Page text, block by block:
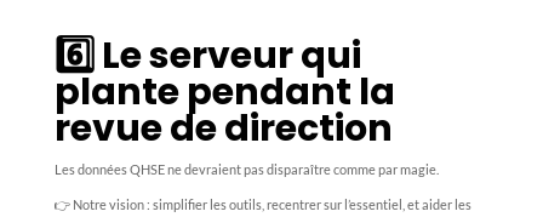
6️⃣ Le serveur qui
plante pendant la
revue de direction
Les données QHSE ne devraient pas disparaître comme par magie.
👉 Notre vision : simplifier les outils, recentrer sur l’essentiel, et aider les